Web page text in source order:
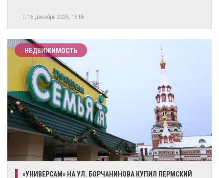
16 декабря 2025, 16:05
НЕДВИЖИМОСТЬ
«УНИВЕРСАМ» НА УЛ. БОРЧАНИНОВА КУПИЛ ПЕРМСКИЙ